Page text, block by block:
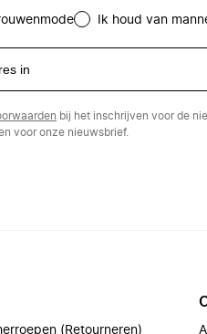
Ik houd van
bij het inschrijven voor de
voor onze nieuwsbrief.
(Retourneren)